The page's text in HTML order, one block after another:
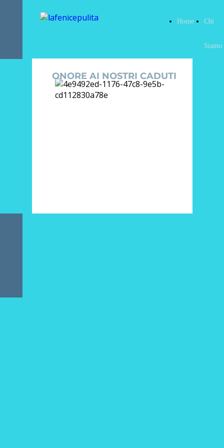
Home Chi
Siamo
ONORE AI NOSTRI CADUTI